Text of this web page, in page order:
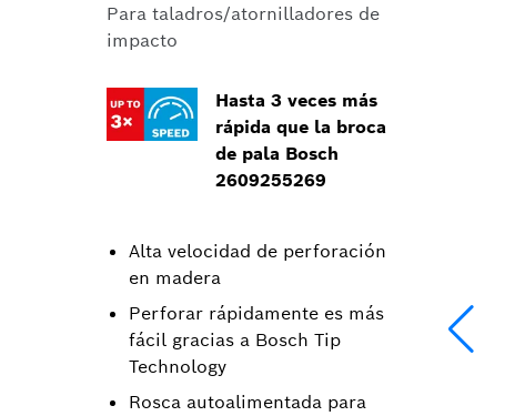
Para taladros/atornilladores de
impacto
Hasta 3 veces más
rápida que la broca
de pala Bosch
2609255269
Alta velocidad de perforación
en madera
Perforar rápidamente es más
fácil gracias a Bosch Tip
Technology
Rosca autoalimentada para